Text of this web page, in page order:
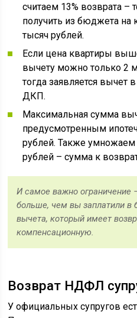
считаем 13% возврата –
получить из бюджета на
тысяч рублей.
Если цена квартиры
вычету можно только 2
тогда заявляется вычет
ДКП.
Максимальная сумма
предусмотренным
рублей. Также умножаем
рублей – сумма к
И самое важно ограничение
больше, чем вы заплатили в
вычета, который имеет
компенсационную.
Возврат НДФЛ
У официальных супругов